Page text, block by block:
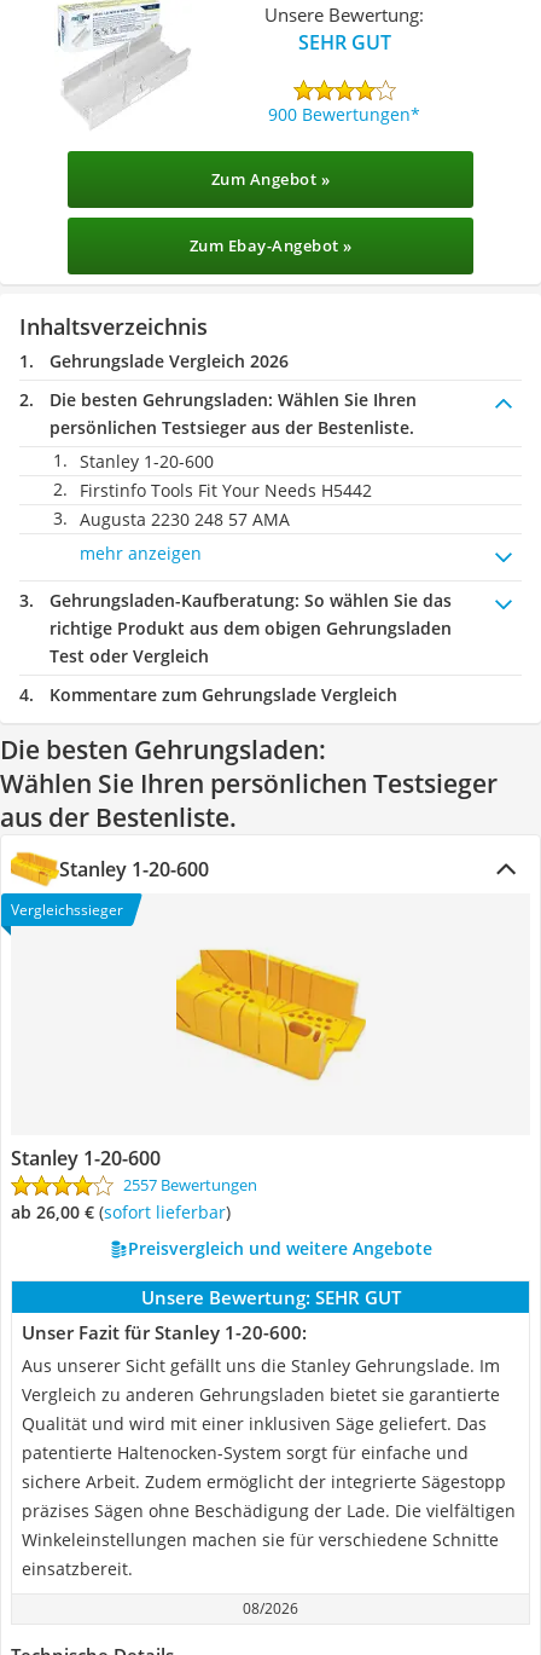
Unsere Bewertung:
SEHR GUT
900 Bewertungen
Zum Angebot »
Zum Ebay-Angebot »
Inhaltsverzeichnis
Gehrungslade Vergleich 2026
Die besten Gehrungsladen: Wählen Sie Ihren
persönlichen Testsieger aus der Bestenliste.
Stanley 1-20-600
Firstinfo Tools Fit Your Needs H5442
Augusta 2230 248 57 AMA
mehr anzeigen
Gehrungsladen-Kaufberatung: So wählen Sie das
richtige Produkt aus dem obigen Gehrungsladen
Test oder Vergleich
Kommentare zum Gehrungslade Vergleich
Die besten Gehrungsladen:
Wählen Sie Ihren persönlichen Testsieger
aus der Bestenliste.
Stanley 1-20-600
Vergleichssieger
Stanley 1-20-600
2557 Bewertungen
ab 26,00 € ( Sofort lieferbar)
Preisvergleich und weitere Angebote
Unsere Bewertung: SEHR GUT
Unser Fazit für Stanley 1-20-600:
Aus unserer Sicht gefällt uns die Stanley Gehrungslade. Im
Vergleich zu anderen Gehrungsladen bietet sie garantierte
Qualität und wird mit einer inklusiven Säge geliefert. Das
patentierte Haltenocken-System sorgt für einfache und
sichere Arbeit. Zudem ermöglicht der integrierte Sägestopp
präzises Sägen ohne Beschädigung der Lade. Die vielfältigen
Winkeleinstellungen machen sie für verschiedene Schnitte
einsatzbereit.
08/2026